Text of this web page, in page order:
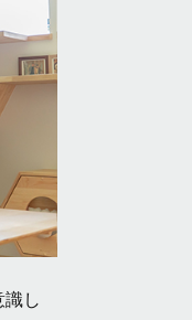
識し